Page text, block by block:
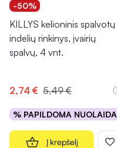
-50%
KILLYS kelioninis spalvotų
indelių rinkinys, įvairių
spalvų, 4 vnt.
2,74 € 5,49 €
% PAPILDOMA NUOLAIDA
Į krepšelį